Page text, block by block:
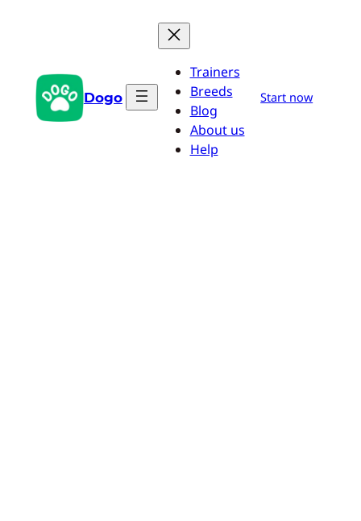
Dogo
Trainers
Breeds
Blog
About us
Help
Start now